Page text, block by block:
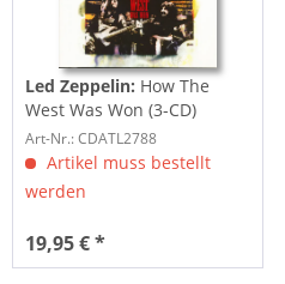
Led Zeppelin: How The
West Was Won (3-CD)
Art-Nr.: CDATL2788
Artikel muss bestellt
werden
19,95 € *